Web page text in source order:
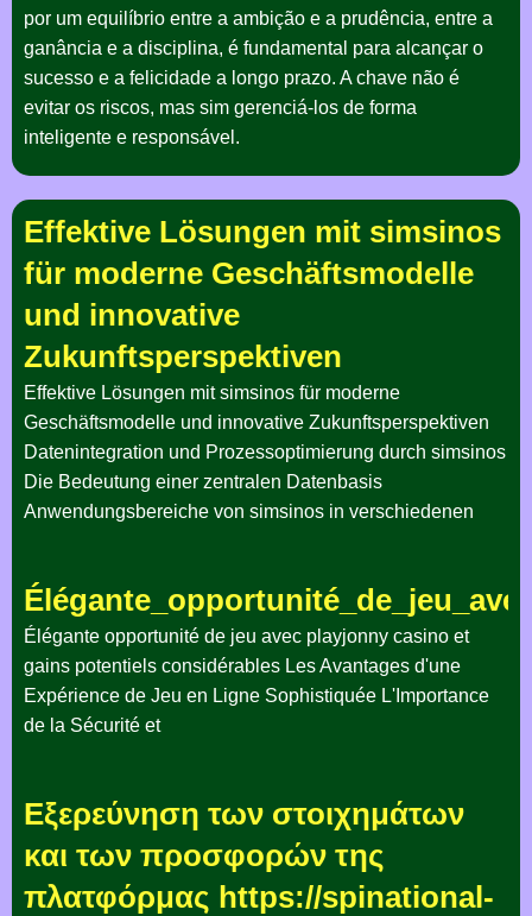
por um equilíbrio entre a ambição e a prudência, entre a
ganância e a disciplina, é fundamental para alcançar o
sucesso e a felicidade a longo prazo. A chave não é
evitar os riscos, mas sim gerenciá-los de forma
inteligente e responsável.
Effektive Lösungen mit simsinos
für moderne Geschäftsmodelle
und innovative
Zukunftsperspektiven
Effektive Lösungen mit simsinos für moderne
Geschäftsmodelle und innovative Zukunftsperspektiven
Datenintegration und Prozessoptimierung durch simsinos
Die Bedeutung einer zentralen Datenbasis
Anwendungsbereiche von simsinos in verschiedenen
Élégante opportunité de jeu avec playjonny casino et
gains potentiels considérables Les Avantages d'une
Expérience de Jeu en Ligne Sophistiquée L'Importance
de la Sécurité et
Εξερεύνηση των στοιχημάτων
και των προσφορών της
πλατφόρμας https://spinational-